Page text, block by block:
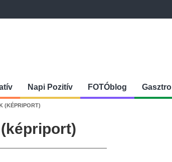
Napi Pozitív FOTÓblog Gasztro
(KÉPRIPORT)